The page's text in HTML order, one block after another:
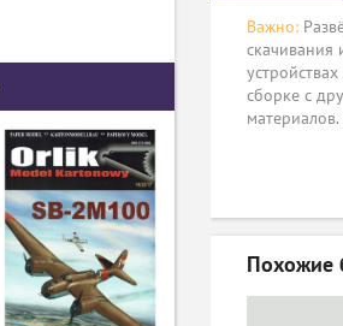
Важно:
скачивания
сборке с
Похожие